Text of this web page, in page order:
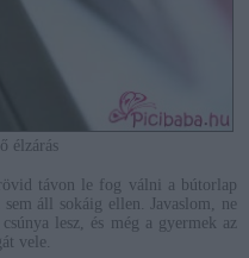
élzárás
távon le fog válni a bútorlap
áll sokáig ellen. Javaslom, ne
lesz, és még a gyermek az
vele.